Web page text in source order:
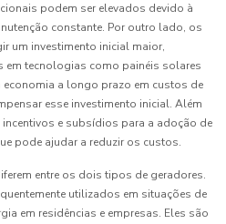
podem ser elevados devido à
constante. Por outro lado, os
um investimento inicial maior,
em tecnologias como painéis solares
a longo prazo em custos de
esse investimento inicial. Além
e subsídios para a adoção de
pode ajudar a reduzir os custos.
entre os dois tipos de geradores.
utilizados em situações de
em residências e empresas. Eles são